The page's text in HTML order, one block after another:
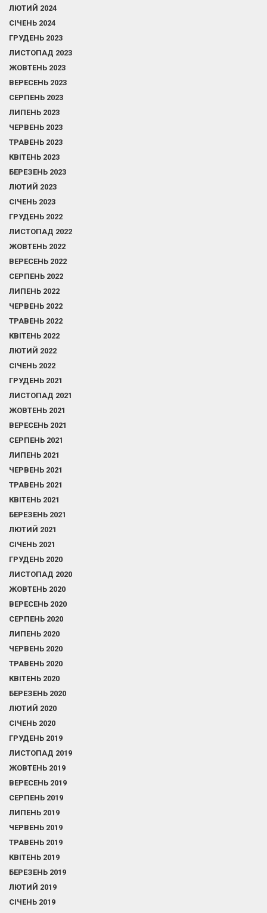
ЛЮТИЙ 2024
СІЧЕНЬ 2024
ГРУДЕНЬ 2023
ЛИСТОПАД 2023
ЖОВТЕНЬ 2023
ВЕРЕСЕНЬ 2023
СЕРПЕНЬ 2023
ЛИПЕНЬ 2023
ЧЕРВЕНЬ 2023
ТРАВЕНЬ 2023
КВІТЕНЬ 2023
БЕРЕЗЕНЬ 2023
ЛЮТИЙ 2023
СІЧЕНЬ 2023
ГРУДЕНЬ 2022
ЛИСТОПАД 2022
ЖОВТЕНЬ 2022
ВЕРЕСЕНЬ 2022
СЕРПЕНЬ 2022
ЛИПЕНЬ 2022
ЧЕРВЕНЬ 2022
ТРАВЕНЬ 2022
КВІТЕНЬ 2022
ЛЮТИЙ 2022
СІЧЕНЬ 2022
ГРУДЕНЬ 2021
ЛИСТОПАД 2021
ЖОВТЕНЬ 2021
ВЕРЕСЕНЬ 2021
СЕРПЕНЬ 2021
ЛИПЕНЬ 2021
ЧЕРВЕНЬ 2021
ТРАВЕНЬ 2021
КВІТЕНЬ 2021
БЕРЕЗЕНЬ 2021
ЛЮТИЙ 2021
СІЧЕНЬ 2021
ГРУДЕНЬ 2020
ЛИСТОПАД 2020
ЖОВТЕНЬ 2020
ВЕРЕСЕНЬ 2020
СЕРПЕНЬ 2020
ЛИПЕНЬ 2020
ЧЕРВЕНЬ 2020
ТРАВЕНЬ 2020
КВІТЕНЬ 2020
БЕРЕЗЕНЬ 2020
ЛЮТИЙ 2020
СІЧЕНЬ 2020
ГРУДЕНЬ 2019
ЛИСТОПАД 2019
ЖОВТЕНЬ 2019
ВЕРЕСЕНЬ 2019
СЕРПЕНЬ 2019
ЛИПЕНЬ 2019
ЧЕРВЕНЬ 2019
ТРАВЕНЬ 2019
КВІТЕНЬ 2019
БЕРЕЗЕНЬ 2019
ЛЮТИЙ 2019
СІЧЕНЬ 2019